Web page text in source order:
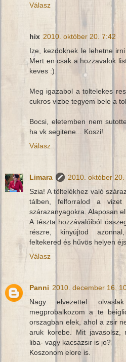
Válasz
hix 2010. október 20. 7:42
Ize, kezdoknek le lehetne
Mert en csak a hozzavalok
keves :)
Meg igazabol a toltelekes
cukros vizbe tegyem bele a
Bocsi, eletemben nem
ha vk segitene... Koszi!
Válasz
Limara
2010. október
Szia! A töltelékhez való
tálben, felforralod a
szárazanyagokra. Alaposan
A tészta hozzávalóiból
részre, kinyújtod
feltekered és hűvös helyen
Válasz
Panni 2010. december 16.
Nagy elvezettel
megprobalkozom a te
orszagban elek, ahol a zsir
aruk korebe. Mit javasolsz,
liba- vagy kacsazsir is jo?
Koszonom elore is.